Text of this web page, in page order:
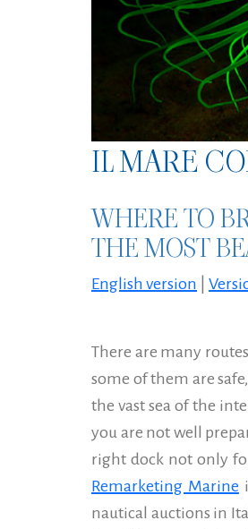
IL MARE
WHERE TO
THE MOST
English version
There are many
some of them are
the vast sea of the
you are not well
right dock not only
Remarketing Marine
nautical auctions in